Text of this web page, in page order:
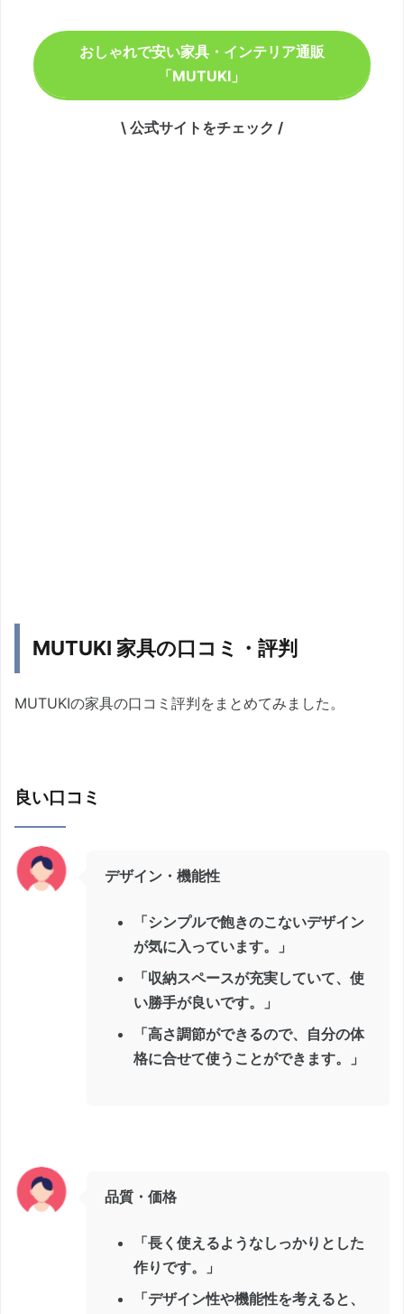
おしゃれで安い家具・インテリア通販
「MUTUKI」
\ 公式サイトをチェック /
MUTUKI 家具の口コミ・評判
MUTUKIの家具の口コミ評判をまとめてみました。
良い口コミ
デザイン・機能性
「シンプルで飽きのこないデザイン
が気に入っています。」
「収納スペースが充実していて、使
い勝手が良いです。」
「高さ調節ができるので、自分の体
格に合せて使うことができます。」
品質・価格
「長く使えるようなしっかりとした
作りです。」
「デザイン性や機能性を考えると、